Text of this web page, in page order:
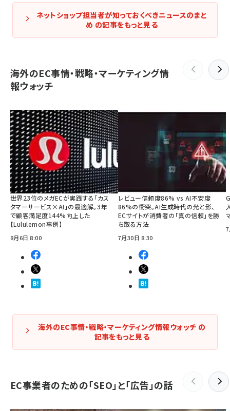
ネットショップ担当者が知っておくべきニュースのまと
め の記事をもっと見る
海外のEC事情・戦略・マーケティング情
報ウォッチ
世界23位のメガECが実践する「カス
タマーサービス×AI」の最適解。3年
で顧客満足度144%向上した
【Lululemon事例】
8月6日 8:00
レビュー信頼度86% vs AI不安度
86%の衝突。AI生成時代の光と影、
ECサイトが消費者の「真の信頼」を勝
ち取る方法
7月30日 8:30
海外のEC事情・戦略・マーケティング情報ウォッチ の
記事をもっと見る
EC事業者のための「SEO」と「広告」の話